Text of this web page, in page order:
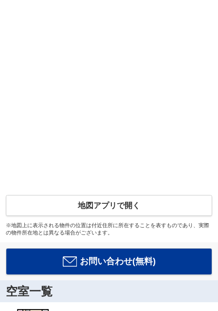
地図アプリで開く
※地図上に表示される物件の位置は付近住所に所在することを表すものであり、実際
の物件所在地とは異なる場合がございます。
お問い合わせ(無料)
空室一覧